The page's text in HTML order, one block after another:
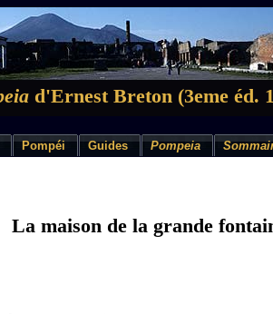
d'Ernest Breton (3eme éd.
Pompéi Guides Pompeia
La maison de la grande